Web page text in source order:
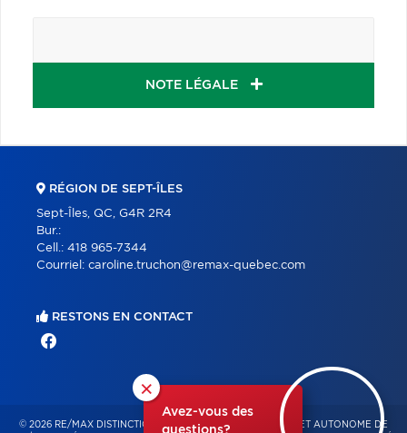
NOTE LÉGALE
×
Avez-vous des
questions?
RÉGION DE SEPT-ÎLES
Sept-Îles, QC, G4R 2R4
Bur.:
Cell.: 418 965-7344
Courriel: caroline.truchon@remax-quebec.com
RESTONS EN CONTACT
© 2026 RE/MAX DISTINCTION – FRANCHISÉ INDÉPENDANT ET AUTONOME DE